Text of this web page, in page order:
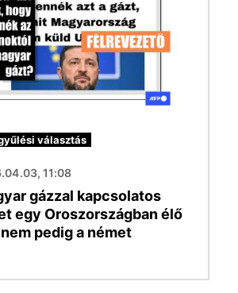
választás
11:08
gázzal kapcsolatos
egy Oroszországban élő
pedig a német